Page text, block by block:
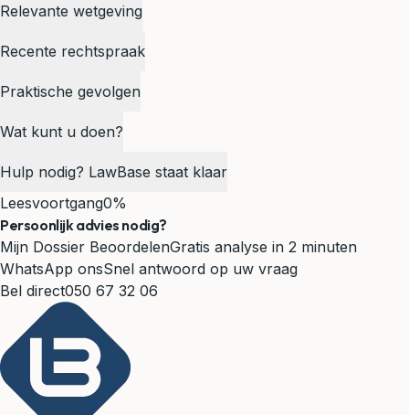
Relevante wetgeving
Recente rechtspraak
Praktische gevolgen
Wat kunt u doen?
Hulp nodig? LawBase staat klaar
Leesvoortgang0%
Persoonlijk advies nodig?
Mijn Dossier BeoordelenGratis analyse in 2 minuten
WhatsApp onsSnel antwoord op uw vraag
Bel direct050 67 32 06